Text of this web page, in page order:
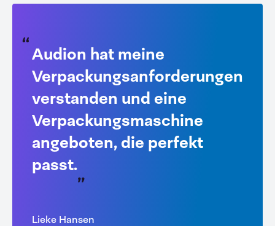
Audion hat meine
Verpackungsanforderungen
verstanden und eine
Verpackungsmaschine
angeboten, die perfekt
passt.
Lieke Hansen